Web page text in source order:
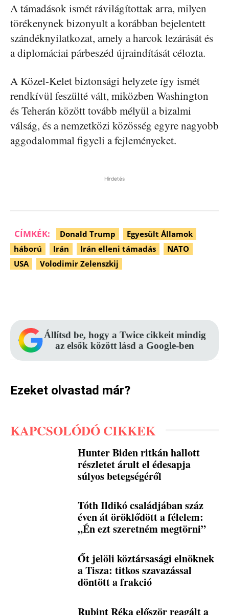
A támadások ismét rávilágítottak arra, milyen
törékenynek bizonyult a korábban bejelentett
szándéknyilatkozat, amely a harcok lezárását és
a diplomáciai párbeszéd újraindítását célozta.
A Közel-Kelet biztonsági helyzete így ismét
rendkívül feszülté vált, miközben Washington
és Teherán között tovább mélyül a bizalmi
válság, és a nemzetközi közösség egyre nagyobb
aggodalommal figyeli a fejleményeket.
Hirdetés
CÍMKÉK: Donald Trump
Egyesült Államok
háború
Irán Irán elleni támadás
NATO
USA
Volodimir Zelenszkij
Állítsd be, hogy a Twice cikkeit mindig
az elsők között lásd a Google-ben
Ezeket olvastad már?
KAPCSOLÓDÓ CIKKEK
Hunter Biden ritkán hallott
részletet árult el édesapja
súlyos betegségéről
Tóth Ildikó családjában száz
éven át öröklődött a félelem:
„Én ezt szeretném megtörni”
Őt jelöli köztársasági elnöknek
a Tisza: titkos szavazással
döntött a frakció
Rubint Réka először reagált a